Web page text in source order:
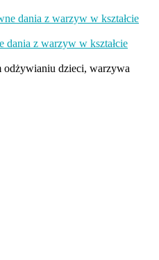
dania z warzyw w kształcie
dzieci, warzywa